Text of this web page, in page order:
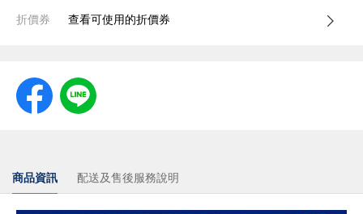
折價券 查看可使用的折價券
商品資訊 配送及售後服務說明